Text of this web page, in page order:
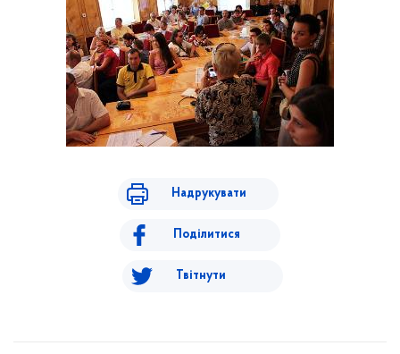
Надрукувати
Поділитися
Твітнути